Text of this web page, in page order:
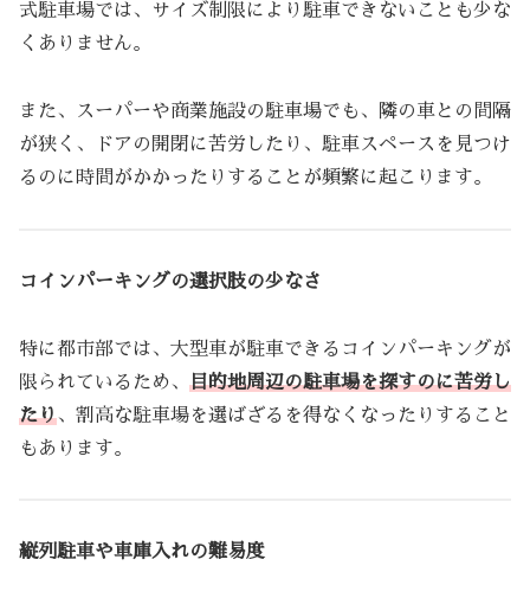
式駐車場では、サイズ制限により駐車できないことも少な
くありません。
また、スーパーや商業施設の駐車場でも、隣の車との間隔
が狭く、ドアの開閉に苦労したり、駐車スペースを見つけ
るのに時間がかかったりすることが頻繁に起こります。
コインパーキングの選択肢の少なさ
特に都市部では、大型車が駐車できるコインパーキングが
限られているため、 目的地周辺の駐車場を探すのに苦労し
たり、割高な駐車場を選ばざるを得なくなったりすること
もあります。
縦列駐車や車庫入れの難易度